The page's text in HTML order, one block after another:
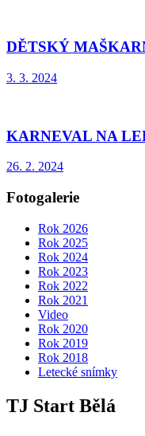
DĚTSKÝ
3. 3. 2024
KARNEVAL NA
26. 2. 2024
Fotogalerie
Rok 2026
Rok 2025
Rok 2024
Rok 2023
Rok 2022
Rok 2021
Video
Rok 2020
Rok 2019
Rok 2018
Letecké snímky
TJ Start Bělá